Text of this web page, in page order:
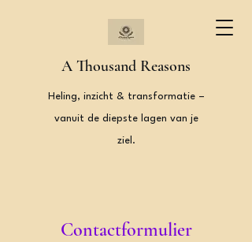
A Thousand Reasons
Heling, inzicht & transformatie –
vanuit de diepste lagen van je
ziel.
Contactformulier